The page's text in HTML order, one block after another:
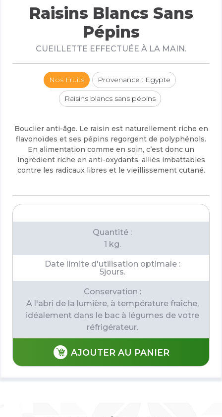
Raisins Blancs Sans
Pépins
CUEILLETTE EFFECTUÉE À LA MAIN.
Nos Fruits Provenance : Egypte
Raisins blancs sans pépins
Bouclier anti-âge. Le raisin est naturellement riche en
flavonoïdes et ses pépins regorgent de polyphénols.
En alimentation comme en soin, c’est donc un
ingrédient riche en anti-oxydants, alliés imbattables
contre les radicaux libres et le vieillissement cutané.
Quantité :
1 kg.
Date limite d'utilisation optimale :
5jours.
Conservation :
A l'abri de la lumière, à température fraîche,
idéalement dans le bac à légumes de votre
réfrigérateur.
AJOUTER AU PANIER